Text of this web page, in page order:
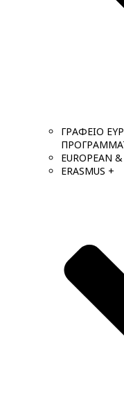
ΓΡΑΦΕΙΟ
EUROPEAN
ERASMUS +